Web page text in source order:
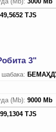
49,5652 TJS
3"
(Mb): 9000 Mb
99,1304 TJS